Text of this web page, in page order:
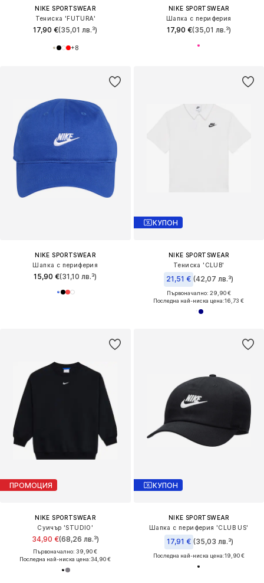
NIKE SPORTSWEAR
Тениска 'FUTURA'
17,90 €(35,01 лв.³)
+8
NIKE SPORTSWEAR
Шапка с периферия
17,90 €(35,01 лв.³)
NIKE SPORTSWEAR
Шапка с периферия
15,90 €(31,10 лв.³)
КУПОН
NIKE SPORTSWEAR
Тениска 'CLUB'
21,51 € (42,07 лв.³)
Първоначално: 29,90 €
Последна най-ниска цена:16,73 €
ПРОМОЦИЯ
NIKE SPORTSWEAR
Суичър 'STUDIO'
34,90 €(68,26 лв.³)
Първоначално: 39,90 €
Последна най-ниска цена:34,90 €
КУПОН
NIKE SPORTSWEAR
Шапка с периферия 'CLUB US'
17,91 € (35,03 лв.³)
Последна най-ниска цена:19,90 €